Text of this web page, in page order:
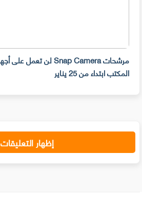
المكتب ابتداء من 25 يناير
إظهار التعليقات